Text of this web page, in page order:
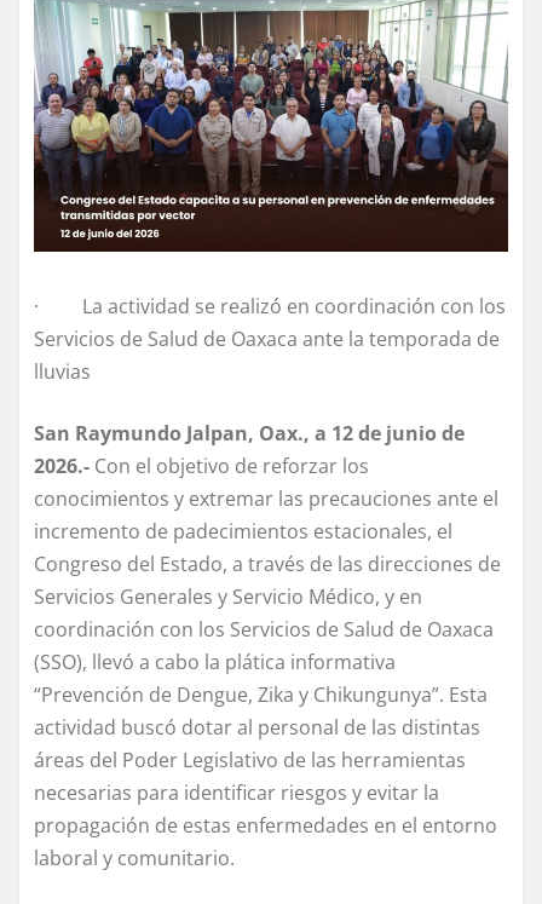
· La actividad se realizó en coordinación con los
Servicios de Salud de Oaxaca ante la temporada de
lluvias
San Raymundo Jalpan, Oax., a 12 de junio de
2026.- Con el objetivo de reforzar los
conocimientos y extremar las precauciones ante el
incremento de padecimientos estacionales, el
Congreso del Estado, a través de las direcciones de
Servicios Generales y Servicio Médico, y en
coordinación con los Servicios de Salud de Oaxaca
(SSO), llevó a cabo la plática informativa
“Prevención de Dengue, Zika y Chikungunya”. Esta
actividad buscó dotar al personal de las distintas
áreas del Poder Legislativo de las herramientas
necesarias para identificar riesgos y evitar la
propagación de estas enfermedades en el entorno
laboral y comunitario.